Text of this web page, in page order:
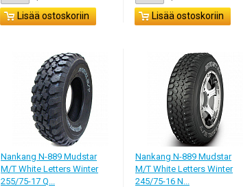
Lisää ostoskoriin
Lisää ostoskoriin
Nankang N-889 Mudstar
M/T White Letters Winter
255/75-17 Q...
Nankang N-889 Mudstar
M/T White Letters Winter
245/75-16 N...